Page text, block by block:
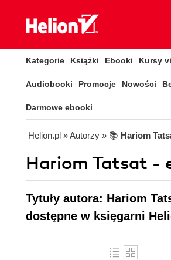
Kategorie Książki Ebooki Kursy
Audiobooki Promocje Nowości
Darmowe ebooki
Helion.pl » Autorzy » 📚 Hariom
Hariom Tatsat -
Tytuły autora: Hariom
dostępne w księgarni